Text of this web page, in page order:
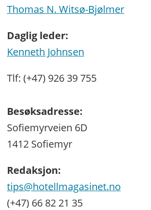
Thomas N. Witsø-Bjølmer
Daglig leder:
Kenneth Johnsen
Tlf: (+47) 926 39 755
Besøksadresse:
Sofiemyrveien 6D
1412 Sofiemyr
Redaksjon:
tips@hotellmagasinet.no
(+47) 66 82 21 35